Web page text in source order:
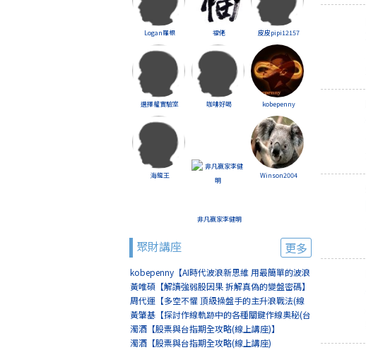
Logan羅根 福佬 皮皮pipi12157
選擇權實驗室 咖啡好喝 kobepenny
海龍王
非凡贏家李健明
Winson2004
聚財講座 更多
kobepenny【AI時代波浪新思維 用最簡單的波浪
賺最簡單的錢(線上講座)】
黃唯碩【解讀強弱股因果 拆解真偽的變盤密碼】
周代運【多空不懼 頂級操盤手的主升浪戰法(線
上講座)】
黃肇基【探討作線軌跡中的各種關鍵作線奧秘(台
北)】
濁酒【股票與台指期全攻略(線上講座)】
濁酒【股票與台指期全攻略(線上講座)